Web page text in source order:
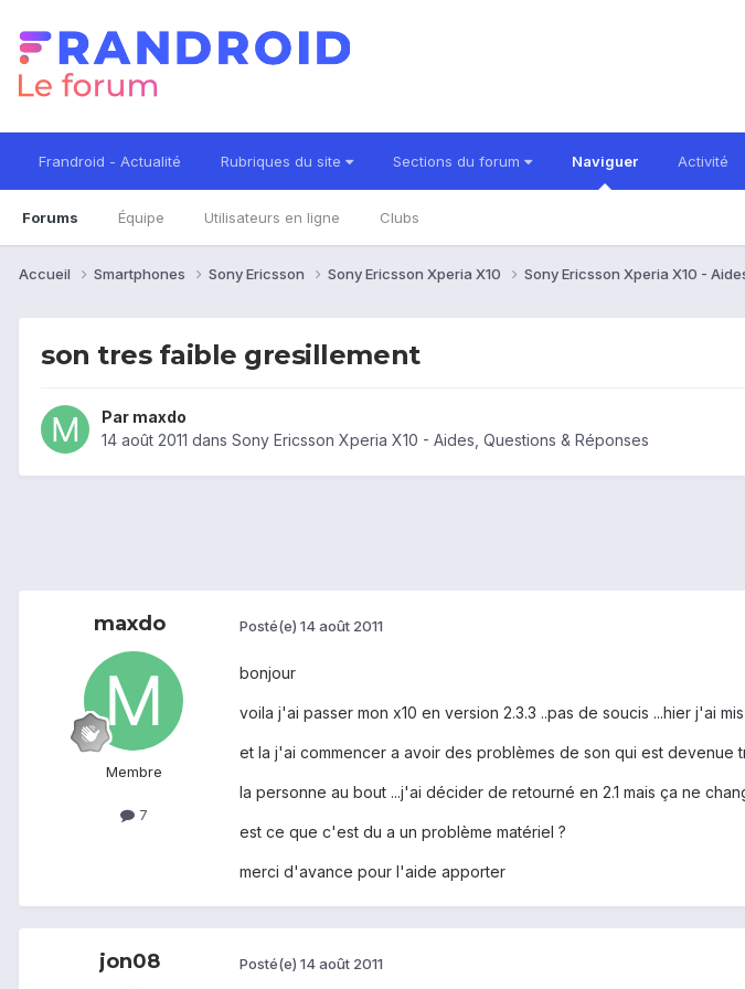
Frandroid - Actualité Rubriques du site Sections du forum Naviguer
Forums Équipe Utilisateurs en ligne Clubs
Activité
Accueil Smartphones Sony Ericsson Sony Ericsson Xperia X10 Sony Ericsson Xperia X10 -
son tres faible gresillement
Par maxdo
14 août 2011 dans Sony Ericsson Xperia X10 - Aides, Questions & Réponses
maxdo
Membre
7
Posté(e) 14 août 2011
bonjour
voila j'ai passer mon x10 en version 2.3.3 ..pas de soucis ...hier j'ai
et la j'ai commencer a avoir des problèmes de son qui est
la personne au bout ...j'ai décider de retourné en 2.1 mais ça ne
est ce que c'est du a un problème matériel ?
merci d'avance pour l'aide apporter
jon08 Posté(e) 14 août 2011